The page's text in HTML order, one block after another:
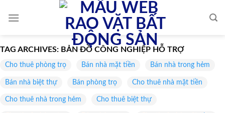
TAG ARCHIVES: BẢN ĐỒ CÔNG NGHIỆP HỖ TRỢ
Cho thuê phòng trọ Bán nhà mặt tiền Bán nhà trong hẻm
Bán nhà biệt thự Bán phòng trọ Cho thuê nhà mặt tiền
Cho thuê nhà trong hẻm Cho thuê biệt thự